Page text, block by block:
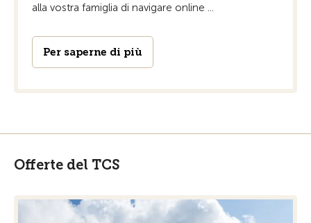
alla vostra famiglia di navigare online ...
Per saperne di più
Offerte del TCS